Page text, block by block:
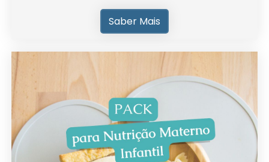
Saber Mais